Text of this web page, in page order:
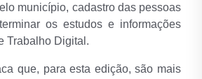
município, cadastro das pessoas
os estudos e informações
Trabalho Digital.
que, para esta edição, são mais